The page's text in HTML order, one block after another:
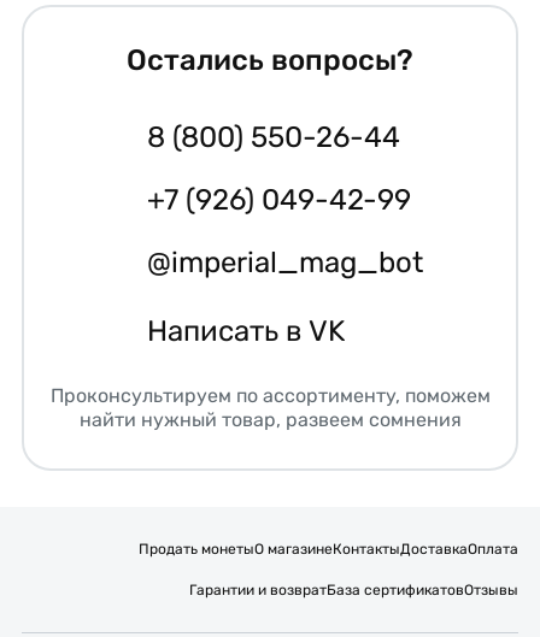
Остались вопросы?
8 (800) 550-26-44
+7 (926) 049-42-99
@imperial_mag_bot
Написать в VK
Проконсультируем по ассортименту, поможем
найти нужный товар, развеем сомнения
Продать монетыО магазинеКонтактыДоставкаОплата
Гарантии и возвратБаза сертификатовОтзывы